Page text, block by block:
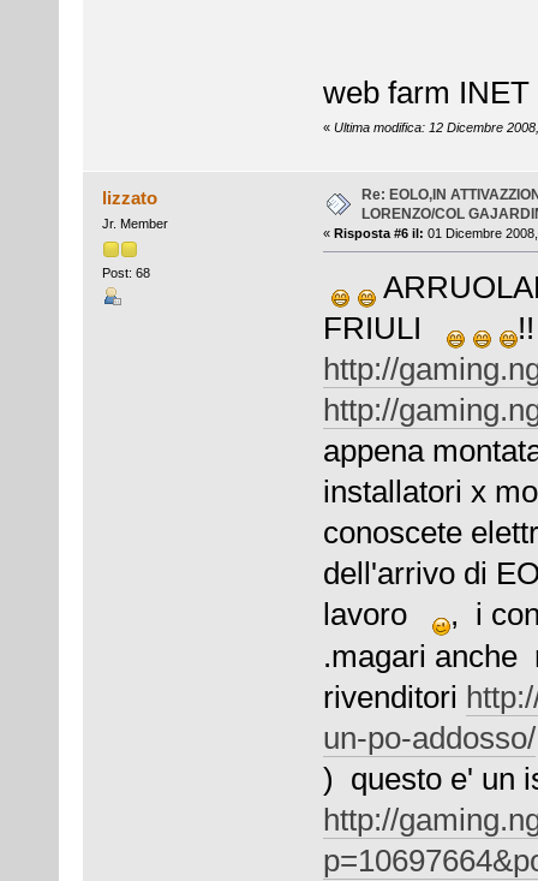
web farm
« Ultima modifica: 12 Dicembre
lizzato
Jr. Member
Post: 68
Re: EOLO,IN
LORENZO/COL
« Risposta #6 il: 01 Dicembre
FRIULI
http://
http://
appena
installatori x
conoscete
dell'arrivo di
lavoro
, i
.magari anche
rivenditori
un-po-addosso/
) questo e' un
http://